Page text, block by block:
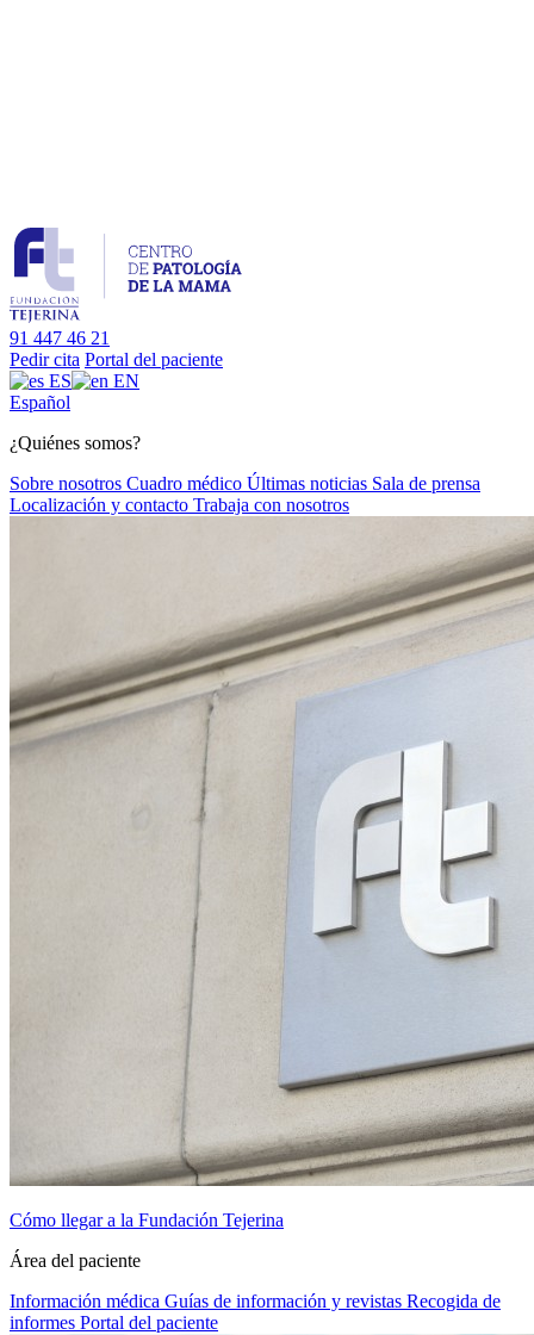
91 447 46 21
Pedir cita Portal del paciente
ES
EN
Español
¿Quiénes somos?
Sobre nosotros Cuadro médico Últimas noticias Sala de prensa
Localización y contacto Trabaja con nosotros
Cómo llegar a la Fundación Tejerina
Área del paciente
Información médica Guías de información y revistas Recogida de
informes Portal del paciente